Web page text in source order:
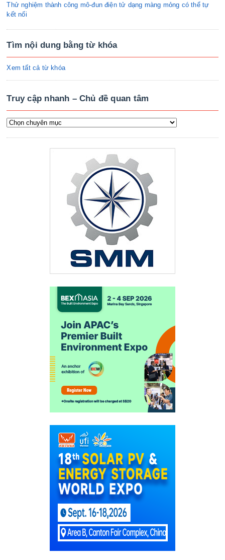
Thử nghiệm thành công mô-đun điện tử dạng màng mỏng có thể tự
kết nối
Tìm nội dung bằng từ khóa
Xem tất cả từ khóa
Truy cập nhanh – Chủ đề quan tâm